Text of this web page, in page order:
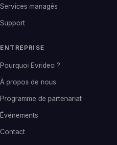
Services managés
Support
ENTREPRISE
Pourquoi Evrideo ?
À propos de nous
Programme de partenariat
Événements
Contact